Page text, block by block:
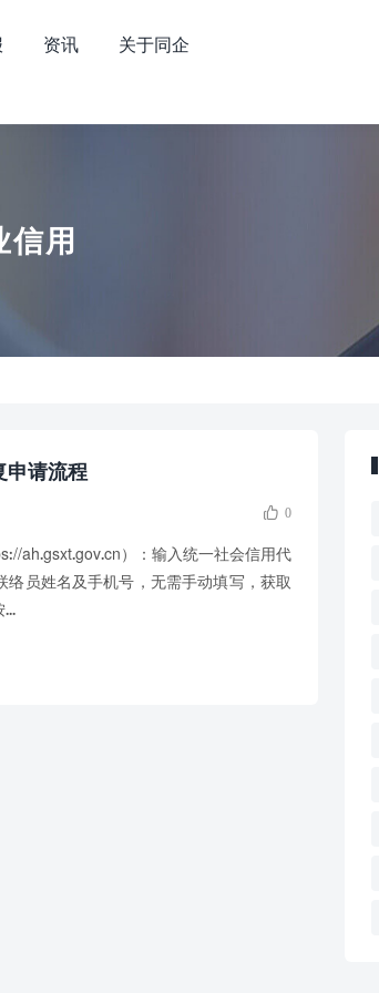
资讯 关于同企
信用
申请流程
 0
ah.gsxt.gov.cn）：输入统一社会信用代
员姓名及手机号，无需手动填写，获取